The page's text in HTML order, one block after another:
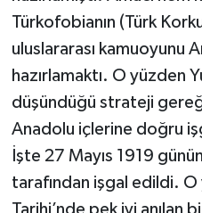
Türkofobianın (Türk
uluslararası kamuoyunu
hazırlamaktı. O yüzden
düşündüğü strateji
Anadolu içlerine doğru
İşte 27 Mayıs 1919
tarafından işgal edildi. O
Tarihi’nde pek iyi anılan